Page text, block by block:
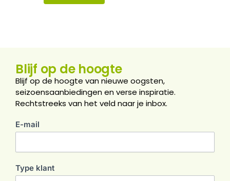
Blijf op de hoogte
Blijf op de hoogte van nieuwe oogsten,
seizoensaanbiedingen en verse inspiratie.
Rechtstreeks van het veld naar je inbox.
nieuwsbrief
E-mail
Type klant